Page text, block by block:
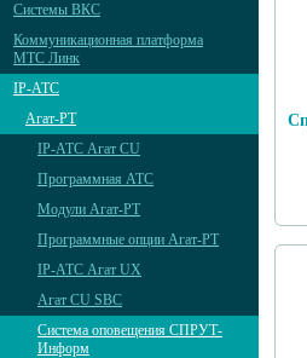
Системы ВКС
Коммуникационная платформа
МТС Линк
IP-АТС
Агат-РТ
IP-АТС Агат CU
Программная АТС
Модули Агат-РТ
Программные опции Агат-РТ
IP-АТС Агат UX
Агат CU SBC
Система оповещения СПРУТ-
Информ